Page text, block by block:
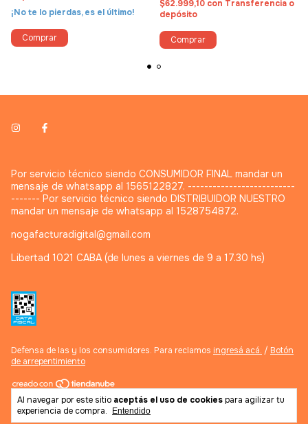
Al navegar por este sitio aceptás el uso de cookiespara agilizar tu
experiencia de compra.
Entendido
¡No te lo pierdas, es el último!
$62.999,10 con Transferencia o
depósito
Comprar
Por servicio técnico siendo CONSUMIDOR FINAL mandar un
mensaje de whatsapp al 1565122827. --------------------------
------- Por servicio técnico siendo DISTRIBUIDOR NUESTRO
mandar un mensaje de whatsapp al 1528754872.
nogafacturadigital@gmail.com
Libertad 1021 CABA (de lunes a viernes de 9 a 17.30 hs)
Defensa de las y los consumidores. Para reclamos ingresá acá. / Botón
de arrepentimiento
Copyright Noganet - 2026. Todos los derechos reservados.